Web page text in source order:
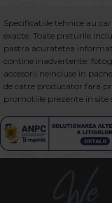
Specificatiile tehnice au
exacte. Toate preturile
pastra acuratetea
contine inadvertente:
accesorii neincluse in
de catre producator fara
promotiile prezente in